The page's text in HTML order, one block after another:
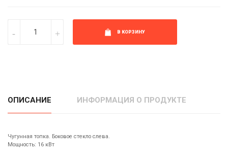
В КОРЗИНУ
ОПИСАНИЕ ИНФОРМАЦИЯ О ПРОДУКТЕ
Чугунная топка. Боковое стекло слева.
Мощность: 16 кВт